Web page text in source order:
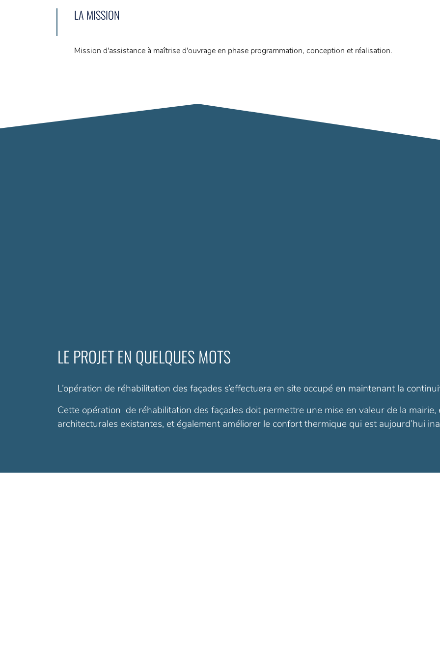
LA MISSION
Mission d'assistance à maîtrise d'ouvrage en phase programmation, conception et réalisation.
LE PROJET EN QUELQUES MOTS
L’opération de réhabilitation des façades s’effectuera en site occupé en maintenant la
Cette opération de réhabilitation des façades doit permettre une mise en valeur de la
architecturales existantes, et également améliorer le confort thermique qui est aujourd’hui